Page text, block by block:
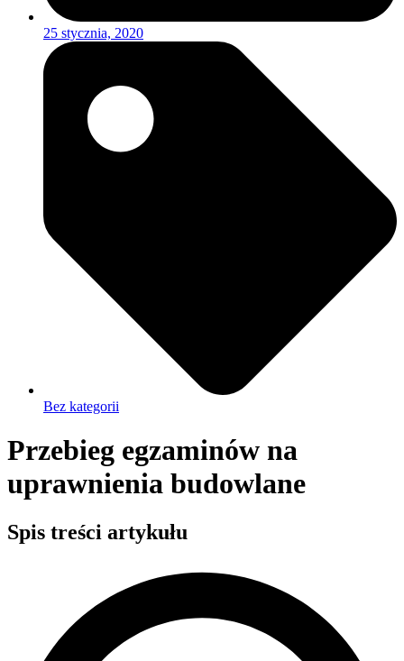
25 stycznia, 2020
Bez kategorii
Przebieg egzaminów na
uprawnienia budowlane
Spis treści artykułu